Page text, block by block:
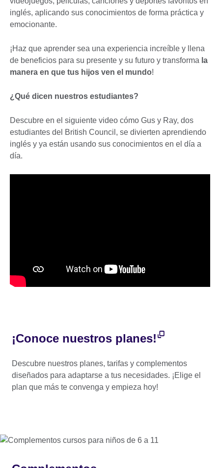
inglés, aplicando sus conocimientos de forma práctica y
emocionante.
¡Haz que aprender sea una experiencia increíble y llena
de beneficios para su presente y su futuro y transforma la
manera en que tus hijos ven el mundo!
¿Qué dicen nuestros estudiantes?
Descubre en el siguiente video cómo Gus y Ray, dos
estudiantes del British Council, se divierten aprendiendo
inglés y ya están usando sus conocimientos en el día a
día.
¡Conoce nuestros planes!
Descubre nuestros planes, tarifas y complementos
diseñados para adaptarse a tus necesidades. ¡Elige el
plan que más te convenga y empieza hoy!